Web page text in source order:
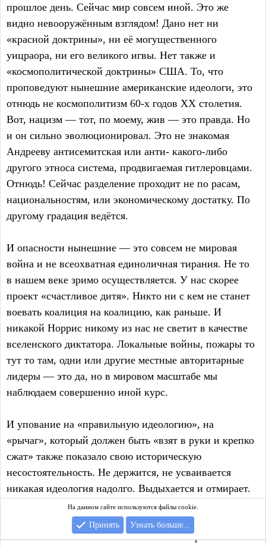
прошлое день. Сейчас мир совсем иной. Это же
видно невооружённым взглядом! Дано нет ни
«красной доктрины», ни её могущественного
уицраора, ни его великого игвы. Нет также и
«космополитической доктрины» США. То, что
проповедуют нынешние американские идеологи, это
отнюдь не космополитизм 60-х годов ХХ столетия.
Вот, нацизм — тот, по моему, жив — это правда. Но
и он сильно эволюционировал. Это не знакомая
Андрееву антисемитская или анти- какого-либо
другого этноса система, продвигаемая гитлеровцами.
Отнюдь! Сейчас разделение проходит не по расам,
национальностям, или экономическому достатку. По
другому градация ведётся.
И опасности нынешние — это совсем не мировая
война и не всеохватная единоличная тирания. Не то
в нашем веке зримо осуществляется. У нас скорее
проект «счастливое дитя». Никто ни с кем не станет
воевать коалиция на коалицию, как раньше. И
никакой Норрис никому из нас не светит в качестве
вселенского диктатора. Локальные войны, пожары то
тут то там, одни или другие местные авторитарные
лидеры — это да, но в мировом масштабе мы
наблюдаем совершенно иной курс.
И упование на «правильную идеологию», на
«рычаг», который должен быть «взят в руки и крепко
сжат» также показало свою историческую
несостоятельность. Не держится, не усваивается
никакая идеология надолго. Выдыхается и отмирает.
Это, в частности, хорошо заметно на примере
Советского Союза, который во времена Андреева
казался незыблемым. Не сможет никто просто по
На данном сайте используются файлы cookie.
Принять Узнать больше...